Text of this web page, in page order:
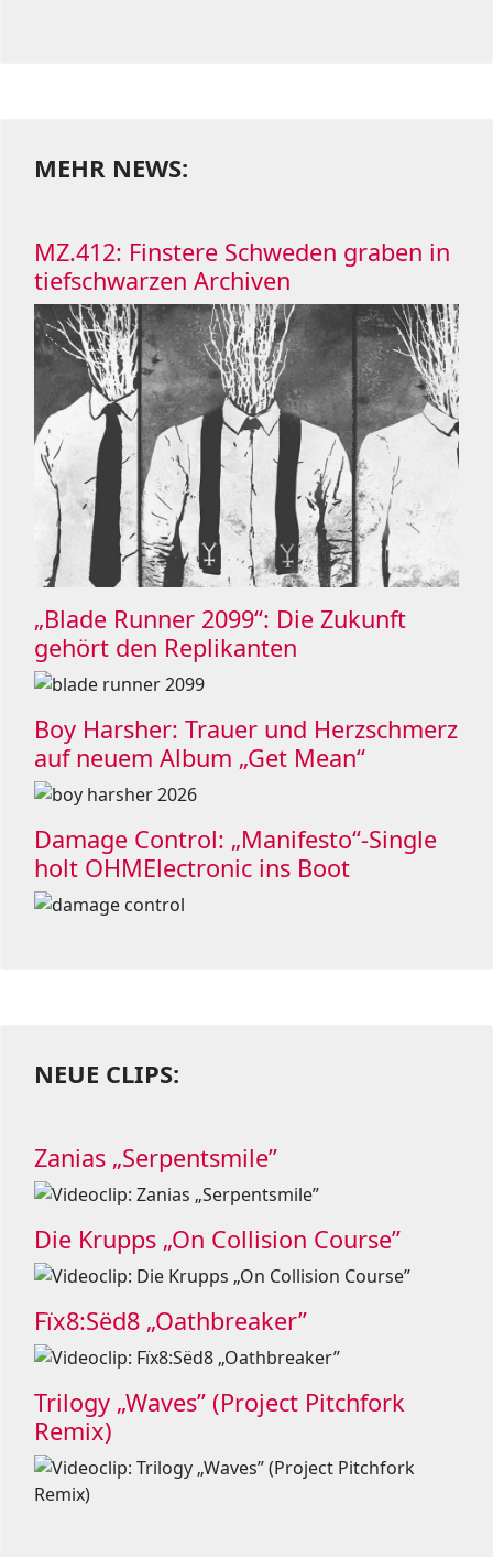
MEHR NEWS:
MZ.412: Finstere Schweden graben in
tiefschwarzen Archiven
„Blade Runner 2099“: Die Zukunft
gehört den Replikanten
Boy Harsher: Trauer und Herzschmerz
auf neuem Album „Get Mean“
Damage Control: „Manifesto“-Single
holt OHMElectronic ins Boot
NEUE CLIPS:
Zanias „Serpentsmile”
Die Krupps „On Collision Course”
Fïx8:Sëd8 „Oathbreaker”
Trilogy „Waves” (Project Pitchfork
Remix)